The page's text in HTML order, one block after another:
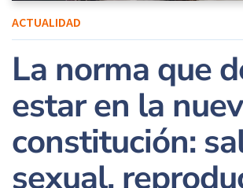
ACTUALIDAD
La norma que
estar en la
constitución:
sexual,